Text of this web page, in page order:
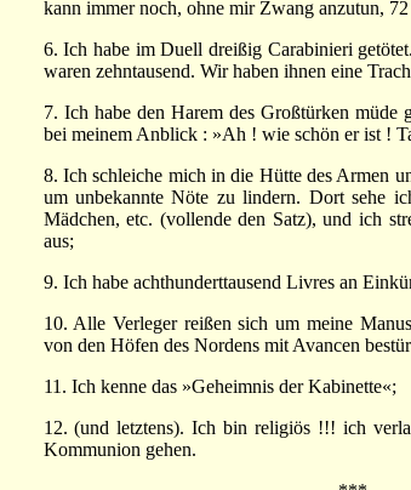
kann immer noch, ohne mir Zwang anzutun,
6. Ich habe im Duell dreißig Carabinieri
waren zehntausend. Wir haben ihnen eine
7. Ich habe den Harem des Großtürken müde
bei meinem Anblick : »Ah ! wie schön er ist !
8. Ich schleiche mich in die Hütte des Armen
um unbekannte Nöte zu lindern. Dort sehe
Mädchen, etc. (vollende den Satz), und ich
aus;
9. Ich habe achthunderttausend Livres an
10. Alle Verleger reißen sich um meine
von den Höfen des Nordens mit Avancen
11. Ich kenne das »Geheimnis der Kabinette«;
12. (und letztens). Ich bin religiös !!! ich
Kommunion gehen.